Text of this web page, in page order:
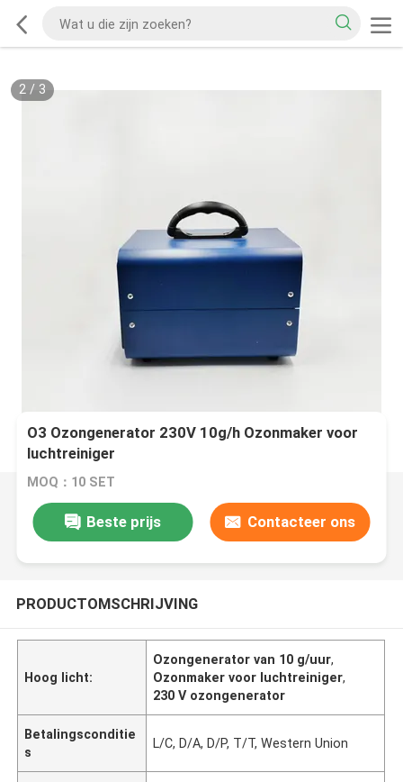
2/ 3
O3 Ozongenerator 230V 10g/h Ozonmaker voor
luchtreiniger
MOQ：10 SET
Beste prijs Contacteer ons
PRODUCTOMSCHRIJVING
Hoog licht:
Ozongenerator van 10 g/uur,
Ozonmaker voor luchtreiniger,
230 V ozongenerator
Betalingsconditie
s
L/C, D/A, D/P, T/T, Western Union